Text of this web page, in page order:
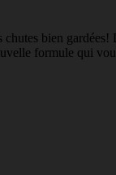
bien gardées!
formule qui